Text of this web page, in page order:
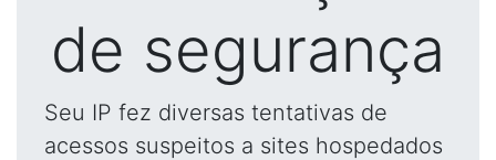
de segurança
Seu IP fez diversas tentativas de
acessos suspeitos a sites hospedados